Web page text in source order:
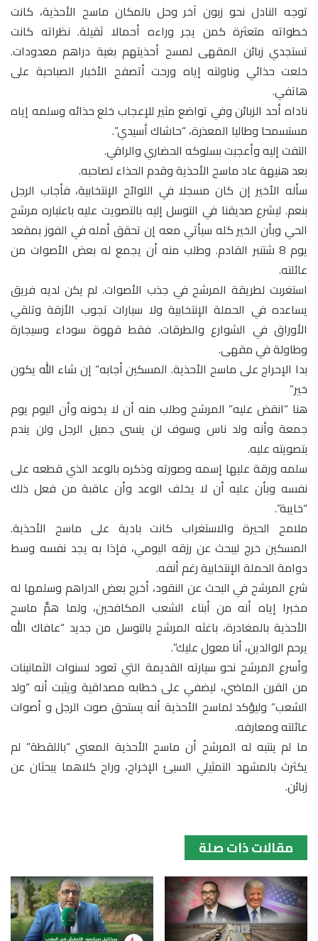
توجه النادل نحو زبون آخر وحل بالمكان ماسح الأحذية، كانت
خطواته متعثرة كمن يجر وراءه أحمالا ثقيلة. نظراته كانت
تستجدي زبائن المقهى لمسح أحذيتهم بغية دراهم معدودات.
خلعت حذائي وناولته إياه ورحت أتصفح الأخبار الصباحية على
هاتفي.
ناداه أحد الزبائن وفي تواضع مثير للإعجاب خلع حذائه وسلمه إياه
مستسمحا وطالبا المعذرة، “حاشاك أسيدي”.
التفت إليه وأعجبت بسلوكه الحضاري والراقي.
بعد هنيهة عاد ماسح الأحذية وقدم الحذاء لصاحبه.
سأله الأخير إن كان مسجلا في اللوائح الإنتخابية، فأجاب الرجل
بنعم. ليشرع صديقنا في التوسل إليه بالتصويت عليه باعتباره مرشح
الحي وبأن الخير كله سيأتي معه إن تحقق أمله في الفوز بمقعد
يوم 8 شتنبر القادم. وطلب منه أن يجمع له بعض الأصوات من
عائلته.
استغربت لطريقة المرشح في جذب الأصوات. لم يكن لديه فريق
يساعده في الحملة الإنتخابية ولا سيارات تجوب الأزقة وتلقي
الأوراق في الشوارع والطرقات. فقط قهوة سوداء وسيجارة
وطاولة في مقهى.
بدا الإحراج على ماسح الأحذية. المسكين أجابه” إن شاء الله يكون
خير”
هنا “انقض عليه” المرشح وطلب منه أن لا يخونه وأن اليوم يوم
جمعة وأنه ولد ناس وسوف لن ينسى جميل الرجل ولن يندم
بتصويته عليه.
سلمه ورقة عليها إسمه وصورته وذكره بالوعد الذي قطعه على
نفسه وبأن عليه أن لا يخلف الوعد وأن عاقبة من فعل ذلك
“خايبة”.
ملامح الحيرة والاستغراب كانت بادية على ماسح الأحذية.
المسكين خرج ليبحث عن رزقه اليومي، فإذا به يجد نفسه وسط
دوامة الحملة الإنتخابية رغم أنفه.
شرع المرشح في البحث عن النقود، أخرج بعض الدراهم وسلمها له
مخبرا إياه أنه من أبناء الشعب المكافحين، ولما همَّ ماسح
الأحذية بالمغادرة، باغثه المرشح بالتوسل من جديد “عافاك الله
يرحم الوالدين، أنا معول عليك”.
وأسرع المرشح نحو سيارته القديمة التي تعود لسنوات الثمانينات
من القرن الماضي، ليضفي على خطابه مصداقية ويثبت أنه “ولد
الشعب” وليؤكد لماسح الأحذية أنه يستحق صوت الرجل و أصوات
عائلته ومعارفه.
ما لم ينتبه له المرشح أن ماسح الأحذية المعني “باللقطة” لم
يكثرث بالمشهد التمثيلي السيئ الإخراج، وراح كلاهما يبحثان عن
زبائن.
مقالات ذات صلة